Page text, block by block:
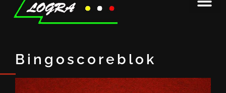
Bingoscoreblok